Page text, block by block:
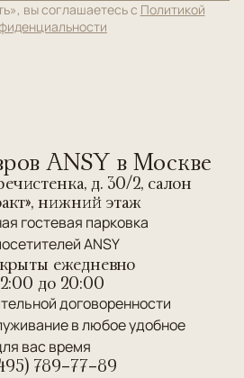
вы соглашаетесь с Политикой
ANSY в Москве
д. 30/2, салон
нижний этаж
гостевая парковка
ANSY
ежедневно
до 20:00
договоренности
в любое удобное
вас время
789-77-89